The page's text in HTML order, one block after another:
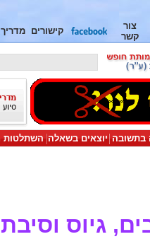
צור
קשר
קישורים מדריך
בתשובה יוצאים בשאלה השתלטות
גיוס